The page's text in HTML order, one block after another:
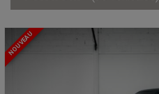
NOUVEAU